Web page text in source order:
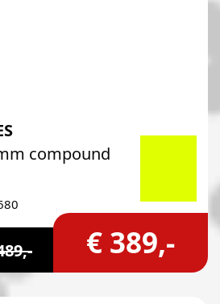
compound
€ 389,-